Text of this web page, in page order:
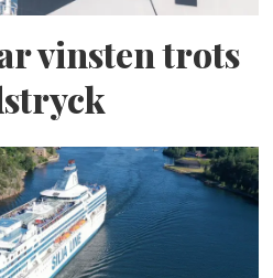
vinsten trots